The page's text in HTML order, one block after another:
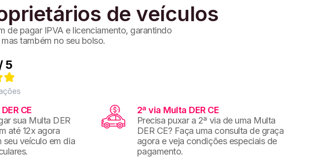
de veículos
de pagar IPVA e licenciamento, garantindo
também no seu bolso.
5
CE
sua Multa DER
até 12x agora
veículo em dia
2ª via Multa DER CE
Precisa puxar a 2ª via de uma Multa
DER CE? Faça uma consulta de graça
agora e veja condições especiais de
pagamento.